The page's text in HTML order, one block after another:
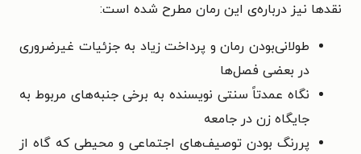
نقدها نیز درباره‌ی این رمان مطرح شده است:
طولانی‌بودن رمان و پرداخت زیاد به جزئیات غیرضروری
در بعضی فصل‌ها
نگاه عمدتاً سنتی نویسنده به برخی جنبه‌های مربوط به
جایگاه زن در جامعه
پررنگ بودن توصیف‌های اجتماعی و محیطی که گاه از